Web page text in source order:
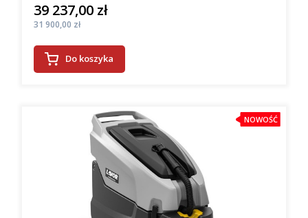
Cena
39 237,00 zł
Cena
31 900,00 zł
Do koszyka
NOWOŚĆ